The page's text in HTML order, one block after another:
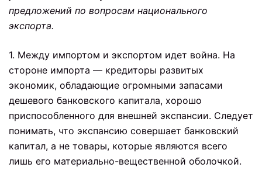
предложений по вопросам национального
экспорта.
1. Между импортом и экспортом идет война. На
стороне импорта — кредиторы развитых
экономик, обладающие огромными запасами
дешевого банковского капитала, хорошо
приспособленного для внешней экспансии. Следует
понимать, что экспансию совершает банковский
капитал, а не товары, которые являются всего
лишь его материально-вещественной оболочкой.